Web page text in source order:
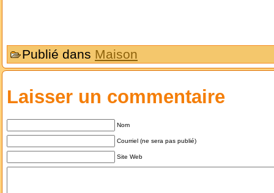
Publié dans Maison
Laisser un commentaire
Nom
Courriel (ne sera pas publié)
Site Web